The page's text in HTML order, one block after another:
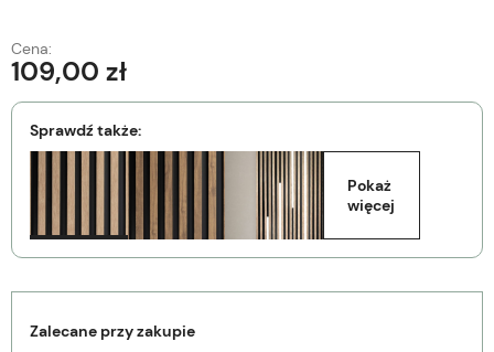
Cena:
109,00 zł
Sprawdź także:
Pokaż
więcej
Zalecane przy zakupie